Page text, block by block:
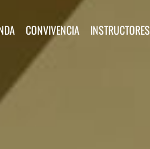
CONVIVENCIA INSTRUCTORES